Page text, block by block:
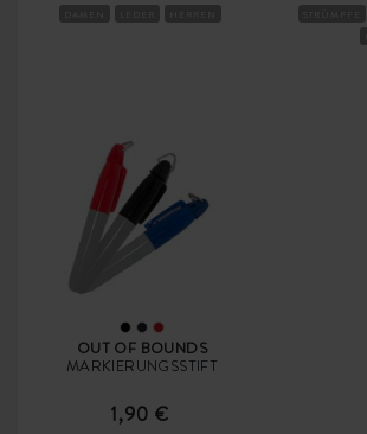
OUT OF BOUNDS
MARKIERUNGSSTIFT
1,90 €